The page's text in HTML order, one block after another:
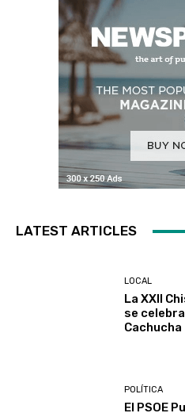
LATEST ARTICLES
LOCAL
La XXII
se
Cachucha
POLÍTICA
El PSOE